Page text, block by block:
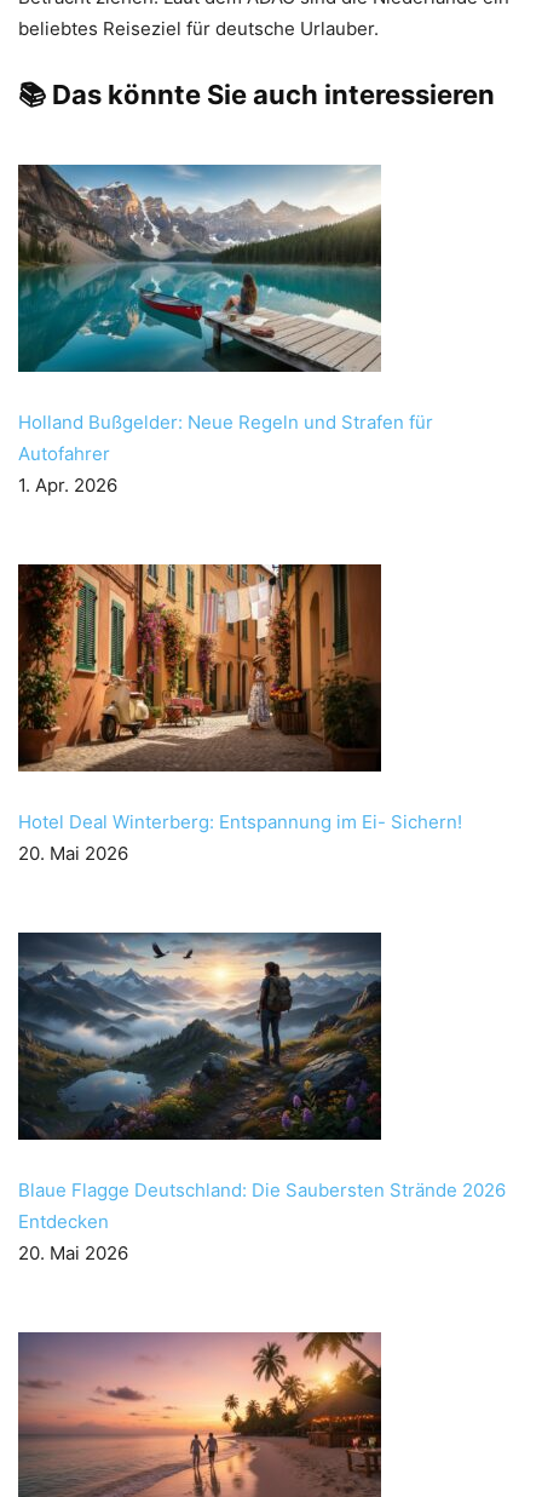
beliebtes Reiseziel für deutsche Urlauber.
📚 Das könnte Sie auch interessieren
Holland Bußgelder: Neue Regeln und Strafen für
Autofahrer
1. Apr. 2026
Hotel Deal Winterberg: Entspannung im Ei- Sichern!
20. Mai 2026
Blaue Flagge Deutschland: Die Saubersten Strände 2026
Entdecken
20. Mai 2026